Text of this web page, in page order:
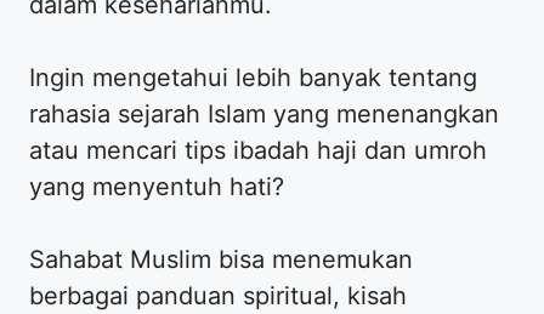
​Ingin mengetahui lebih banyak tentang
rahasia sejarah Islam yang menenangkan
atau mencari tips ibadah haji dan umroh
yang menyentuh hati?
​Sahabat Muslim bisa menemukan
berbagai panduan spiritual, kisah